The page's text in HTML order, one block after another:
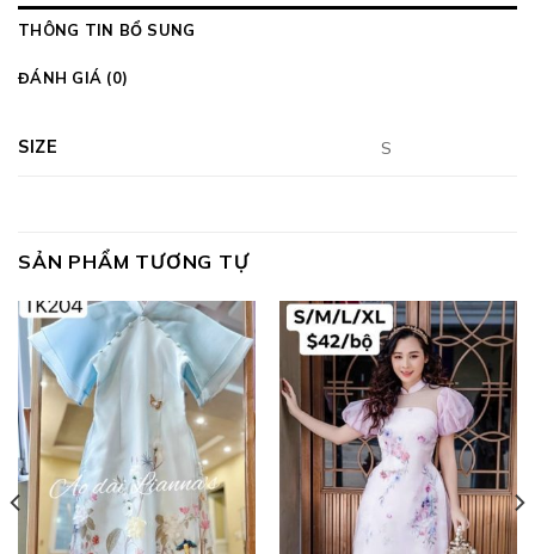
THÔNG TIN BỔ SUNG
ĐÁNH GIÁ (0)
SIZE S
SẢN PHẨM TƯƠNG TỰ